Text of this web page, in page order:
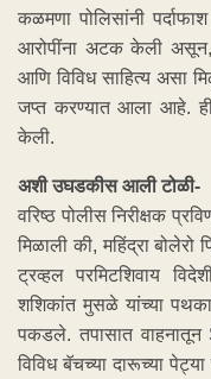
कळमणा पोलिसांनी
आरोपींना अटक केली असून,
आणि विविध साहित्य असा
जप्त करण्यात आला आहे. ही
केली.
अशी उघडकीस आली टोळी-
वरिष्ठ पोलीस निरीक्षक
मिळाली की, महिंद्रा
ट्रव्हल परमिटशिवाय
शशिकांत मुसळे यांच्या
पकडले. तपासात वाहनातून
विविध बॅचच्या दारूच्या